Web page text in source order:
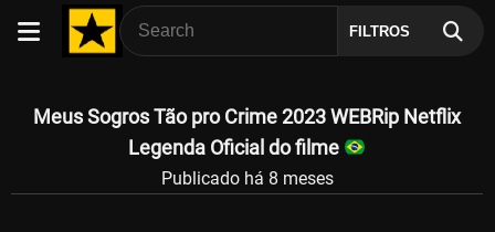
FILTROS
Meus Sogros Tão pro Crime 2023 WEBRip Netflix
Legenda Oficial do filme
Publicado há 8 meses